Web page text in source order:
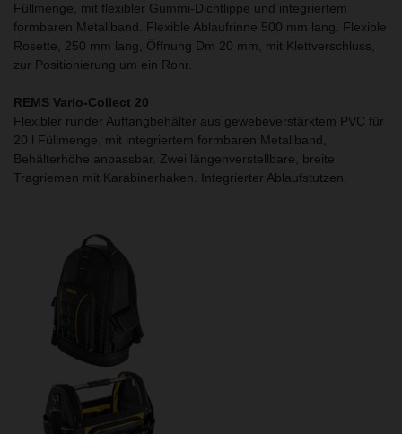
Füllmenge, mit flexibler Gummi-Dichtlippe und integriertem
formbaren Metallband. Flexible Ablaufrinne 500 mm lang. Flexible
Rosette, 250 mm lang, Öffnung Dm 20 mm, mit Klettverschluss,
zur Positionierung um ein Rohr.
REMS Vario-Collect 20
Flexibler runder Auffangbehälter aus gewebeverstärktem PVC für
20 l Füllmenge, mit integriertem formbaren Metallband,
Behälterhöhe anpassbar. Zwei längenverstellbare, breite
Tragriemen mit Karabinerhaken. Integrierter Ablaufstutzen.